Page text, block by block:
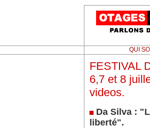
QUI
FESTIVAL
6,7 et 8
videos.
Da Silva :
liberté".